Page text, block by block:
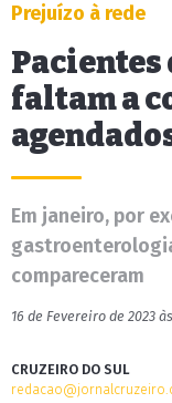
Prejuízo à rede
faltam a
Em janeiro, por
compareceram
16 de Fevereiro de 2023
CRUZEIRO DO SUL